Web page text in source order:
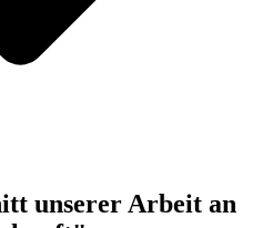
unserer Arbeit an